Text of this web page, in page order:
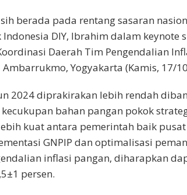
berada pada rentang sasaran
DIY, Ibrahim dalam keynote
Daerah Tim Pengendalian
Ambarrukmo, Yogyakarta (Kamis, 17/
2024 diprakirakan lebih rendah
bahan pangan pokok
kuat antara pemerintah baik
GNPIP dan optimalisasi
inflasi pangan, diharapkan
persen.